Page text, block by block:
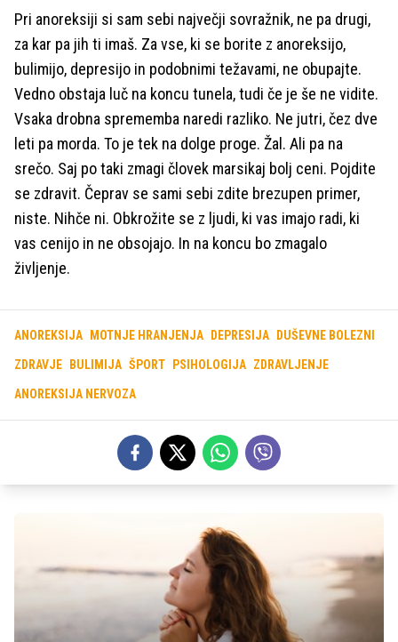
Pri anoreksiji si sam sebi največji sovražnik, ne pa drugi,
za kar pa jih ti imaš. Za vse, ki se borite z anoreksijo,
bulimijo, depresijo in podobnimi težavami, ne obupajte.
Vedno obstaja luč na koncu tunela, tudi če je še ne vidite.
Vsaka drobna sprememba naredi razliko. Ne jutri, čez dve
leti pa morda. To je tek na dolge proge. Žal. Ali pa na
srečo. Saj po taki zmagi človek marsikaj bolj ceni. Pojdite
se zdravit. Čeprav se sami sebi zdite brezupen primer,
niste. Nihče ni. Obkrožite se z ljudi, ki vas imajo radi, ki
vas cenijo in ne obsojajo. In na koncu bo zmagalo
življenje.
ANOREKSIJA MOTNJE HRANJENJA DEPRESIJA DUŠEVNE BOLEZNI
ZDRAVJE BULIMIJA ŠPORT PSIHOLOGIJA ZDRAVLJENJE
ANOREKSIJA NERVOZA